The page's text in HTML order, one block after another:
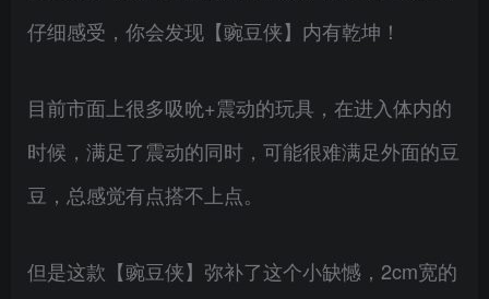
仔细感受，你会发现【豌豆侠】内有乾坤！
目前市面上很多吸吮+震动的玩具，在进入体内的
时候，满足了震动的同时，可能很难满足外面的豆
豆，总感觉有点搭不上点。
但是这款【豌豆侠】弥补了这个小缺憾，2cm宽的